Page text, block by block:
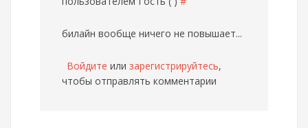
билайн вообще ничего не повышает...
Войдите или зарегистрируйтесь,
чтобы отправлять комментарии